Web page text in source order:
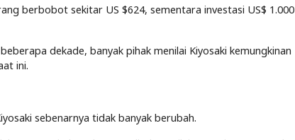
berbobot sekitar US $624, sementara investasi US$ 1.000
dekade, banyak pihak menilai Kiyosaki kemungkinan
ini.
sebenarnya tidak banyak berubah.